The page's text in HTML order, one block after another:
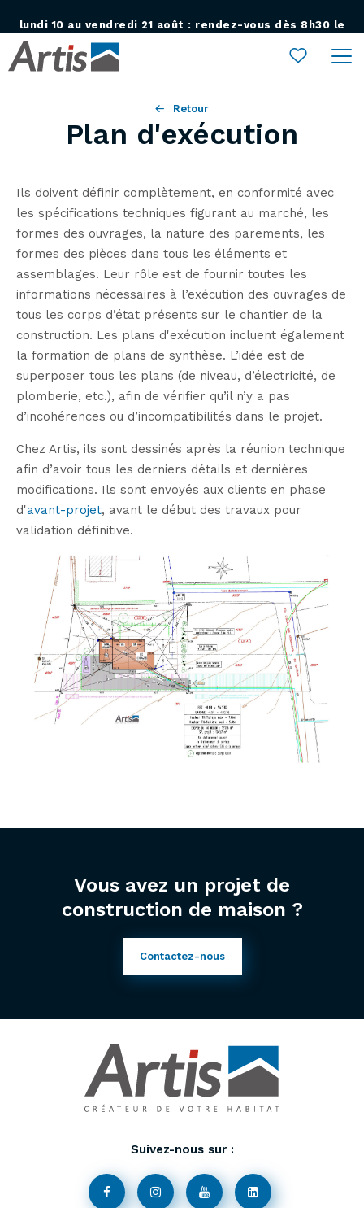
Ouvrir le menu
Retour
Plan d'exécution
Ils doivent définir complètement, en conformité avec
les spécifications techniques figurant au marché, les
formes des ouvrages, la nature des parements, les
formes des pièces dans tous les éléments et
assemblages. Leur rôle est de fournir toutes les
informations nécessaires à l’exécution des ouvrages de
tous les corps d’état présents sur le chantier de la
construction. Les plans d'exécution incluent également
la formation de plans de synthèse. L’idée est de
superposer tous les plans (de niveau, d’électricité, de
plomberie, etc.), afin de vérifier qu’il n’y a pas
d’incohérences ou d’incompatibilités dans le projet.
Chez Artis, ils sont dessinés après la réunion technique
afin d’avoir tous les derniers détails et dernières
modifications. Ils sont envoyés aux clients en phase
d'avant-projet, avant le début des travaux pour
validation définitive.
Vous avez un projet de
construction de maison ?
Contactez-nous
Suivez-nous sur :